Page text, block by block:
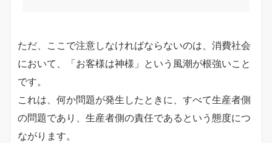
ただ、ここで注意しなければならないのは、消費社会
において、「お客様は神様」という風潮が根強いこと
です。
これは、何か問題が発生したときに、すべて生産者側
の問題であり、生産者側の責任であるという態度につ
ながります。